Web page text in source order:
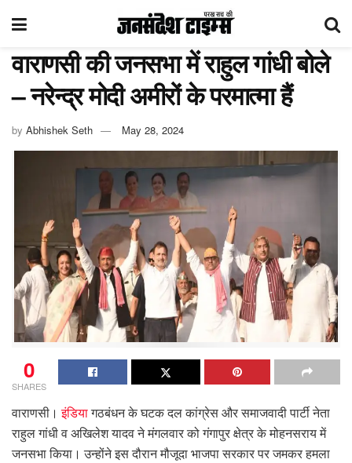
वाराणसी की जनसभा में राहुल गांधी बोले
– नरेन्द्र मोदी अमीरों के परमात्मा हैं
by Abhishek Seth May 28, 2024
0
SHARES
वाराणसी।इंडियागठबंधन के घटक दल कांग्रेस और समाजवादी पार्टी नेता
राहुल गांधी व अखिलेश यादव ने मंगलवार को गंगापुर क्षेत्र के मोहनसराय में
जनसभा किया। उन्होंने इस दौरान मौजूदा भाजपा सरकार पर जमकर हमला